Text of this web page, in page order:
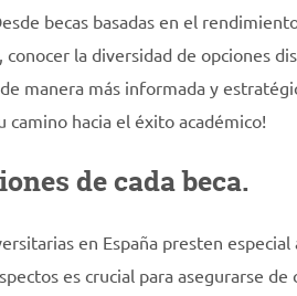
becas basadas en el
la diversidad de opciones
manera más informada y
hacia el éxito académico!
de cada beca.
en España presten especial
es crucial para asegurarse de